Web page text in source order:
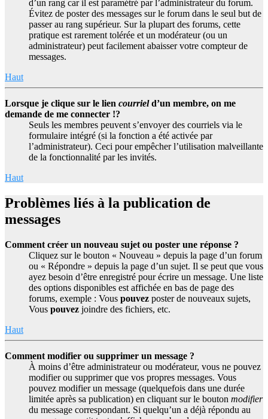
d’un rang car il est paramétré par l’administrateur du forum.
Évitez de poster des messages sur le forum dans le seul but de
passer au rang supérieur. Sur la plupart des forums, cette
pratique est rarement tolérée et un modérateur (ou un
administrateur) peut facilement abaisser votre compteur de
messages.
Haut
Lorsque je clique sur le lien courrield’un membre, on me
demande de me connecter !?
Seuls les membres peuvent s’envoyer des courriels via le
formulaire intégré (si la fonction a été activée par
l’administrateur). Ceci pour empêcher l’utilisation malveillante
de la fonctionnalité par les invités.
Haut
Problèmes liés à la publication de
messages
Comment créer un nouveau sujet ou poster une réponse ?
Cliquez sur le bouton « Nouveau » depuis la page d’un forum
ou « Répondre » depuis la page d’un sujet. Il se peut que vous
ayez besoin d’être enregistré pour écrire un message. Une liste
des options disponibles est affichée en bas de page des
forums, exemple : Vous pouvez poster de nouveaux sujets,
Vous pouvez joindre des fichiers, etc.
Haut
Comment modifier ou supprimer un message ?
À moins d’être administrateur ou modérateur, vous ne pouvez
modifier ou supprimer que vos propres messages. Vous
pouvez modifier un message (quelquefois dans une durée
limitée après sa publication) en cliquant sur le bouton modifier
du message correspondant. Si quelqu’un a déjà répondu au